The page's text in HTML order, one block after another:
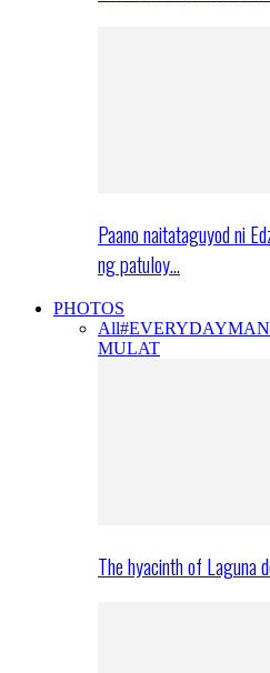
Paano naitataguyod ni
ng patuloy…
PHOTOS
All
MULAT
The hyacinth of Laguna